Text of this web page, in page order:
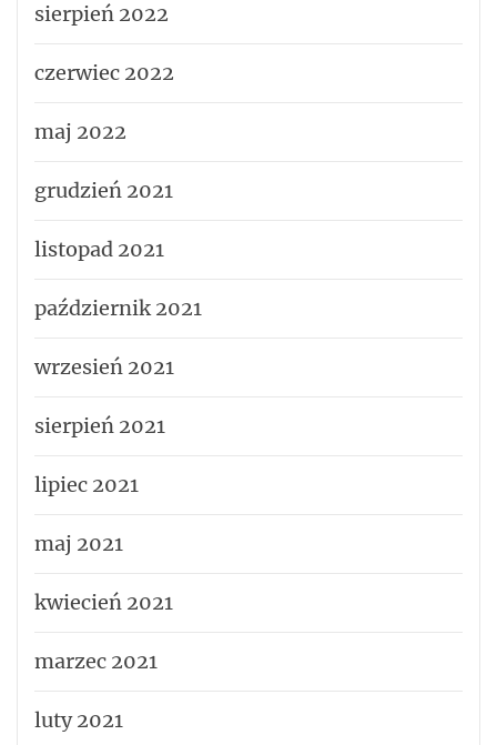
sierpień 2022
czerwiec 2022
maj 2022
grudzień 2021
listopad 2021
październik 2021
wrzesień 2021
sierpień 2021
lipiec 2021
maj 2021
kwiecień 2021
marzec 2021
luty 2021